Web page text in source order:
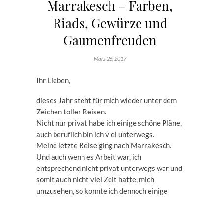
Marrakesch – Farben,
Riads, Gewürze und
Gaumenfreuden
März 26, 2017
Ihr Lieben,
dieses Jahr steht für mich wieder unter dem
Zeichen toller Reisen.
Nicht nur privat habe ich einige schöne Pläne,
auch beruflich bin ich viel unterwegs.
Meine letzte Reise ging nach Marrakesch.
Und auch wenn es Arbeit war, ich
entsprechend nicht privat unterwegs war und
somit auch nicht viel Zeit hatte, mich
umzusehen, so konnte ich dennoch einige